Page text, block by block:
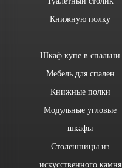
Книжную полку
Шкаф купе в спальни
Мебель для спален
Книжные полки
Модульные угловые
шкафы
Столешницы из
искусственного камня